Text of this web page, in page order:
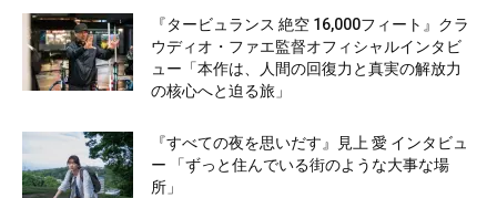
『タービュランス 絶空 16,000フィート』クラ
ウディオ・ファエ監督オフィシャルインタビ
ュー「本作は、人間の回復力と真実の解放力
の核心へと迫る旅」
『すべての夜を思いだす』見上 愛 インタビュ
ー 「ずっと住んでいる街のような大事な場
所」